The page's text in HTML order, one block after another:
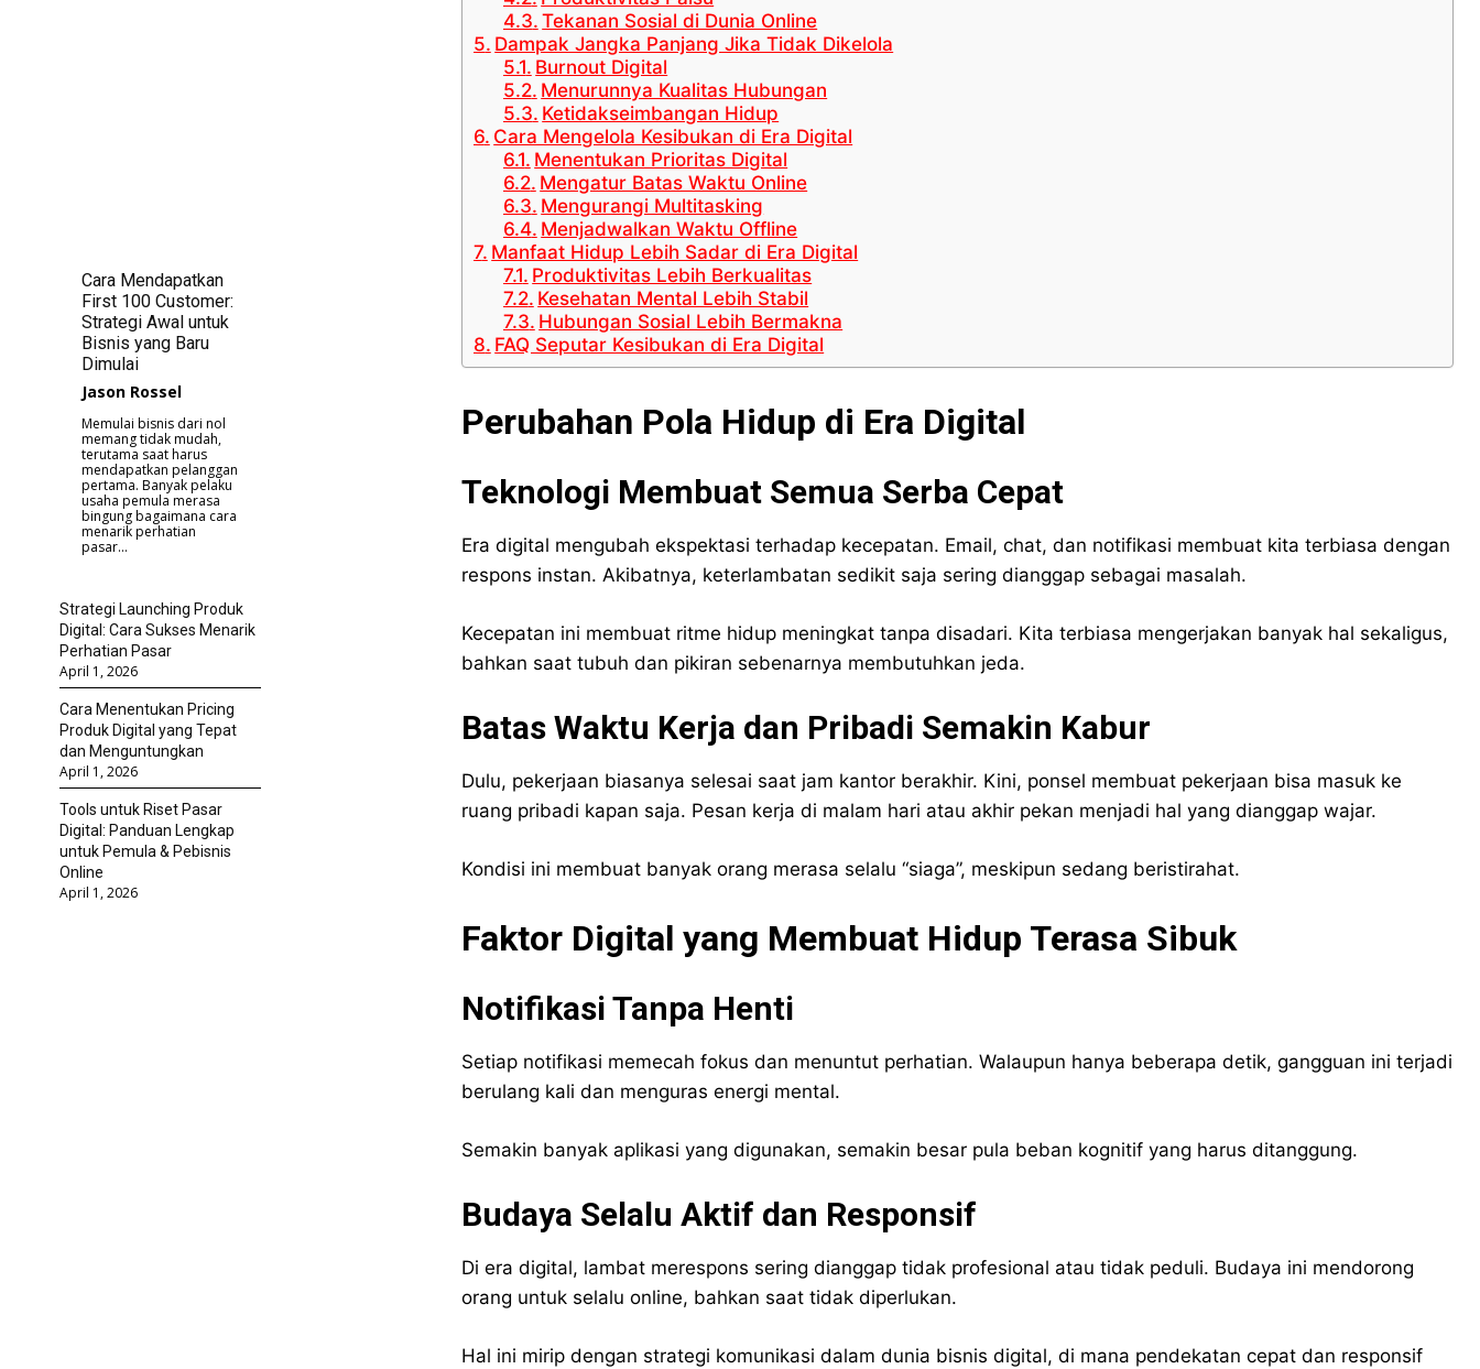
Cara Mendapatkan
First 100 Customer:
Strategi Awal untuk
Bisnis yang Baru
Dimulai
Jason Rossel
Memulai bisnis dari nol
memang tidak mudah,
terutama saat harus
mendapatkan pelanggan
pertama. Banyak pelaku
usaha pemula merasa
bingung bagaimana cara
menarik perhatian
pasar...
Strategi Launching Produk
Digital: Cara Sukses Menarik
Perhatian Pasar
April 1, 2026
Cara Menentukan Pricing
Produk Digital yang Tepat
dan Menguntungkan
April 1, 2026
Tools untuk Riset Pasar
Digital: Panduan Lengkap
untuk Pemula & Pebisnis
Online
April 1, 2026
Tekanan Sosial di Dunia Online
Dampak Jangka Panjang Jika Tidak Dikelola
Burnout Digital
Menurunnya Kualitas Hubungan
Ketidakseimbangan Hidup
Cara Mengelola Kesibukan di Era Digital
Menentukan Prioritas Digital
Mengatur Batas Waktu Online
Mengurangi Multitasking
Menjadwalkan Waktu Offline
Manfaat Hidup Lebih Sadar di Era Digital
Produktivitas Lebih Berkualitas
Kesehatan Mental Lebih Stabil
Hubungan Sosial Lebih Bermakna
FAQ Seputar Kesibukan di Era Digital
Perubahan Pola Hidup di Era Digital
Teknologi Membuat Semua Serba Cepat
Era digital mengubah ekspektasi terhadap kecepatan. Email, chat, dan notifikasi membuat kita terbiasa dengan
respons instan. Akibatnya, keterlambatan sedikit saja sering dianggap sebagai masalah.
Kecepatan ini membuat ritme hidup meningkat tanpa disadari. Kita terbiasa mengerjakan banyak hal sekaligus,
bahkan saat tubuh dan pikiran sebenarnya membutuhkan jeda.
Batas Waktu Kerja dan Pribadi Semakin Kabur
Dulu, pekerjaan biasanya selesai saat jam kantor berakhir. Kini, ponsel membuat pekerjaan bisa masuk ke
ruang pribadi kapan saja. Pesan kerja di malam hari atau akhir pekan menjadi hal yang dianggap wajar.
Kondisi ini membuat banyak orang merasa selalu “siaga”, meskipun sedang beristirahat.
Faktor Digital yang Membuat Hidup Terasa Sibuk
Notifikasi Tanpa Henti
Setiap notifikasi memecah fokus dan menuntut perhatian. Walaupun hanya beberapa detik, gangguan ini terjadi
berulang kali dan menguras energi mental.
Semakin banyak aplikasi yang digunakan, semakin besar pula beban kognitif yang harus ditanggung.
Budaya Selalu Aktif dan Responsif
Di era digital, lambat merespons sering dianggap tidak profesional atau tidak peduli. Budaya ini mendorong
orang untuk selalu online, bahkan saat tidak diperlukan.
Hal ini mirip dengan strategi komunikasi dalam dunia bisnis digital, di mana pendekatan cepat dan responsif